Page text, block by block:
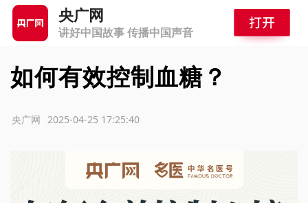
央广网
讲好中国故事 传播中国声音
如何有效控制血糖？
2025-04-25 17:25:40
央广网